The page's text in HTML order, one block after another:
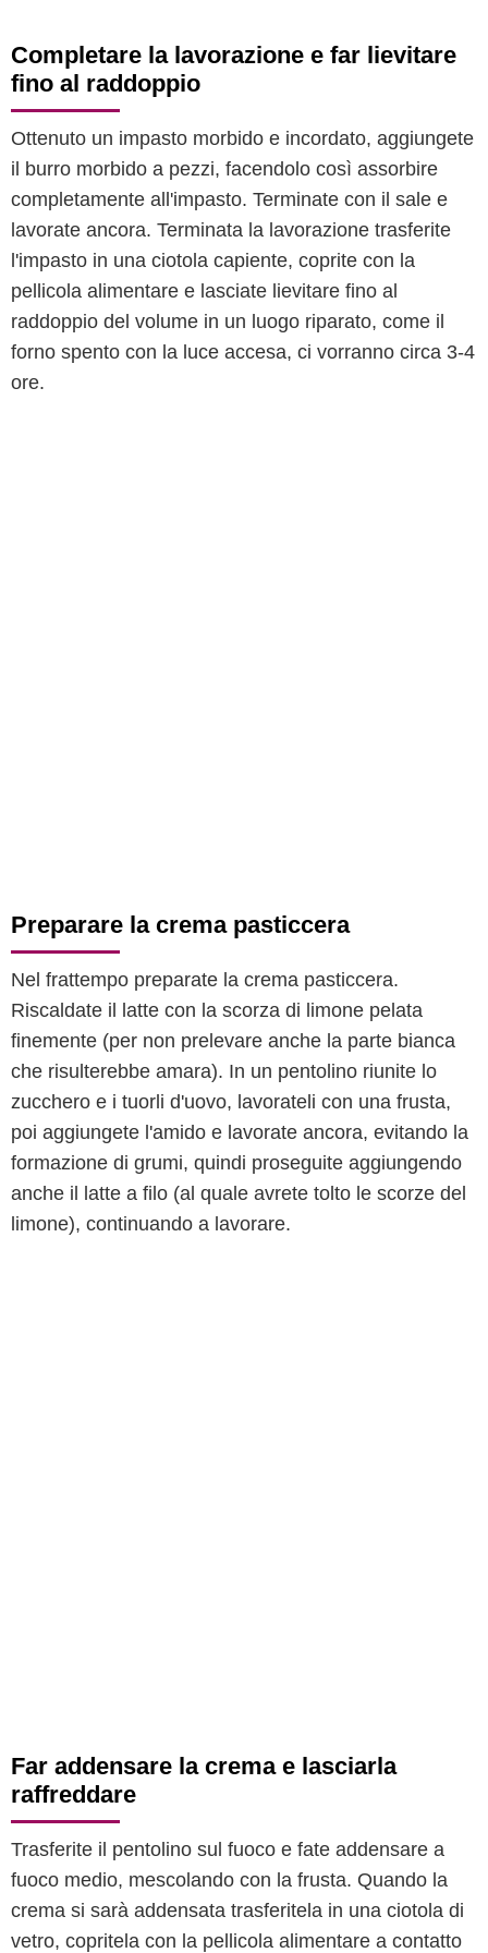
Completare la lavorazione e far lievitare
fino al raddoppio
Ottenuto un impasto morbido e incordato, aggiungete
il burro morbido a pezzi, facendolo così assorbire
completamente all'impasto. Terminate con il sale e
lavorate ancora. Terminata la lavorazione trasferite
l'impasto in una ciotola capiente, coprite con la
pellicola alimentare e lasciate lievitare fino al
raddoppio del volume in un luogo riparato, come il
forno spento con la luce accesa, ci vorranno circa 3-4
ore.
Preparare la crema pasticcera
Nel frattempo preparate la crema pasticcera.
Riscaldate il latte con la scorza di limone pelata
finemente (per non prelevare anche la parte bianca
che risulterebbe amara). In un pentolino riunite lo
zucchero e i tuorli d'uovo, lavorateli con una frusta,
poi aggiungete l'amido e lavorate ancora, evitando la
formazione di grumi, quindi proseguite aggiungendo
anche il latte a filo (al quale avrete tolto le scorze del
limone), continuando a lavorare.
Far addensare la crema e lasciarla
raffreddare
Trasferite il pentolino sul fuoco e fate addensare a
fuoco medio, mescolando con la frusta. Quando la
crema si sarà addensata trasferitela in una ciotola di
vetro, copritela con la pellicola alimentare a contatto